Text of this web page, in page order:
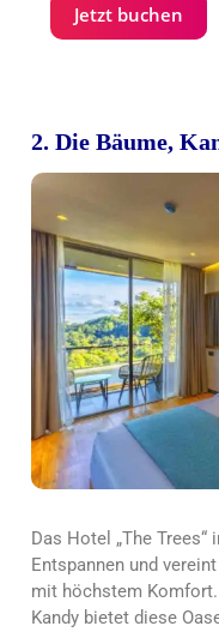
Jetzt buchen
2. Die Bäume,
Das Hotel „The
Entspannen und
mit höchstem
Kandy bietet diese